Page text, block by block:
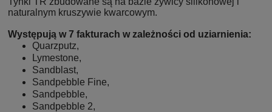
naturalnym kruszywie kwarcowym.
Występują w 7 fakturach w zależności od uziarnienia:
Quarzputz,
Lymestone,
Sandblast,
Sandpebble Fine,
Sandpebble,
Sandpebble 2,